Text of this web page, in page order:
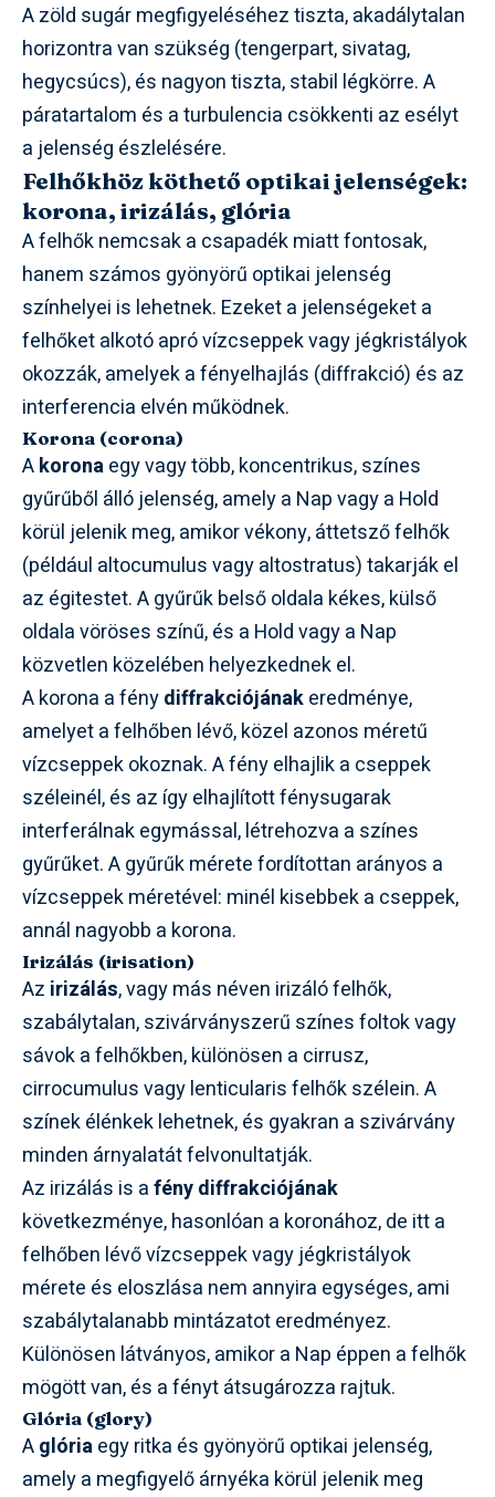
A zöld sugár megfigyeléséhez tiszta, akadálytalan
horizontra van szükség (tengerpart, sivatag,
hegycsúcs), és nagyon tiszta, stabil légkörre. A
páratartalom és a turbulencia csökkenti az esélyt
a jelenség észlelésére.
Felhőkhöz köthető optikai jelenségek:
korona, irizálás, glória
A felhők nemcsak a csapadék miatt fontosak,
hanem számos gyönyörű optikai jelenség
színhelyei is lehetnek. Ezeket a jelenségeket a
felhőket alkotó apró vízcseppek vagy jégkristályok
okozzák, amelyek a fényelhajlás (diffrakció) és az
interferencia elvén működnek.
Korona (corona)
Akoronaegy vagy több, koncentrikus, színes
gyűrűből álló jelenség, amely a Nap vagy a Hold
körül jelenik meg, amikor vékony, áttetsző felhők
(például altocumulus vagy altostratus) takarják el
az égitestet. A gyűrűk belső oldala kékes, külső
oldala vöröses színű, és a Hold vagy a Nap
közvetlen közelében helyezkednek el.
A korona a fénydiffrakciójánakeredménye,
amelyet a felhőben lévő, közel azonos méretű
vízcseppek okoznak. A fény elhajlik a cseppek
széleinél, és az így elhajlított fénysugarak
interferálnak egymással, létrehozva a színes
gyűrűket. A gyűrűk mérete fordítottan arányos a
vízcseppek méretével: minél kisebbek a cseppek,
annál nagyobb a korona.
Irizálás (irisation)
Az irizálás, vagy más néven irizáló felhők,
szabálytalan, szivárványszerű színes foltok vagy
sávok a felhőkben, különösen a cirrusz,
cirrocumulus vagy lenticularis felhők szélein. A
színek élénkek lehetnek, és gyakran a szivárvány
minden árnyalatát felvonultatják.
Az irizálás is afény diffrakciójának
következménye, hasonlóan a koronához, de itt a
felhőben lévő vízcseppek vagy jégkristályok
mérete és eloszlása nem annyira egységes, ami
szabálytalanabb mintázatot eredményez.
Különösen látványos, amikor a Nap éppen a felhők
mögött van, és a fényt átsugározza rajtuk.
Glória (glory)
Aglóriaegy ritka és gyönyörű optikai jelenség,
amely a megfigyelő árnyéka körül jelenik meg